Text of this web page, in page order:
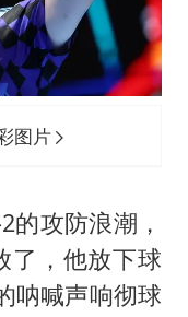
图片
的攻防浪潮，
了，他放下球
呐喊声响彻球